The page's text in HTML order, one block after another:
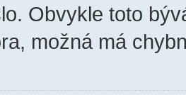
Obvykle toto
možná má